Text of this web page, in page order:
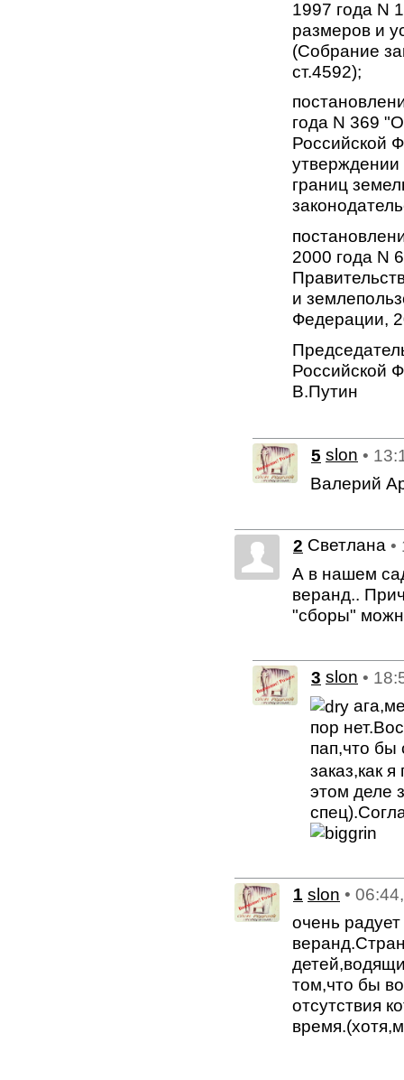
1997 года N
размеров и
(Собрание
ст.4592);
года N 369
Российской
границ
2000 года N
и
Федерации,
Российской
В.Путин
5 slon •
Валерий
2 Светлана •
А в нашем
веранд..
"сборы"
3 slon •
пор
пап,что
заказ,как
этом деле
1 slon •
очень
том,что бы
отсутствия